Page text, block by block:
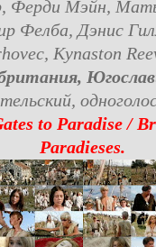
Ферди Мэйн,
Фелба, Дэнис
Kynaston
to Paradise /
Paradieses.